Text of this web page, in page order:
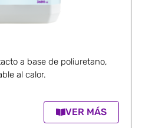
a base de poliuretano,
al calor.
VER MÁS